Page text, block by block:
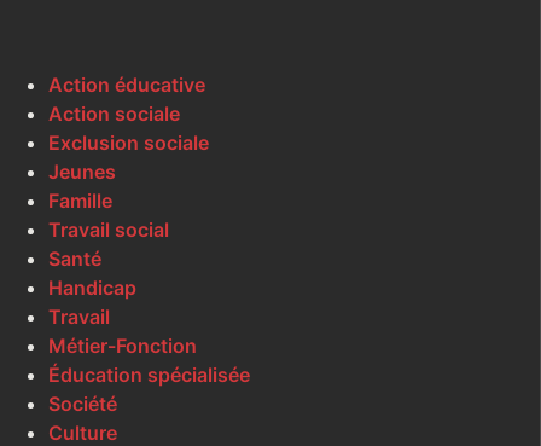
Action éducative
Action sociale
Exclusion sociale
Jeunes
Famille
Travail social
Santé
Handicap
Travail
Métier-Fonction
Éducation spécialisée
Société
Culture